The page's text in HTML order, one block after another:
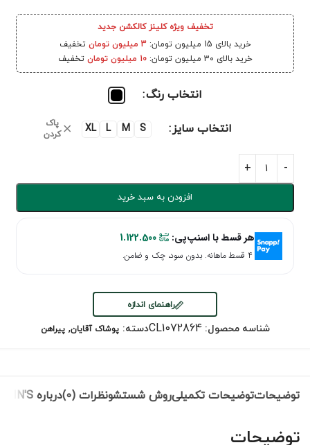
تخفیف ویژه کلینز کالکشن جدید
خرید بالای 15 میلیون تومان:
3 میلیون تومان
تخفیف
خرید بالای 30 میلیون تومان:
10 میلیون تومان تخفیف
انتخاب رنگ
انتخاب سایز S
M
L
XL
پاک
کردن
افزودن به سبد خرید
هر قسط با اسنپ‌پی: 1.122.500
۴ قسط ماهانه. بدون سود، چک و ضامن.
راهنمای اندازه
شناسه محصول:CL1072864دسته: پوشاک آقایان, پیراهن
توضیحاتتوضیحات تکمیلیروش شستشونظرات (0) درباره COLIN'S
توضیحات